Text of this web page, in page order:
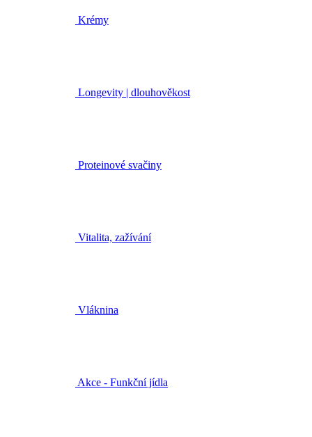
Krémy
Longevity | dlouhověkost
Proteinové svačiny
Vitalita, zažívání
Vláknina
Akce - Funkční jídla